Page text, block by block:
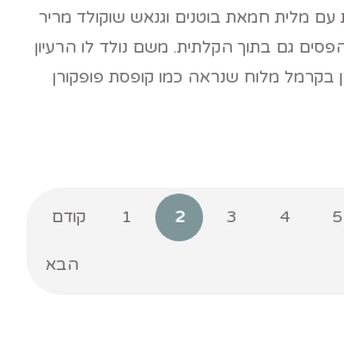
עם מלית חמאת בוטנים וגנאש שוקולד מריר
גם בתוך הקלתית. משם נולד לו הרעיון
בקרמל מלוח שנראה כמו קופסת פופקורן
קודם 1 2 3 4 5
הבא